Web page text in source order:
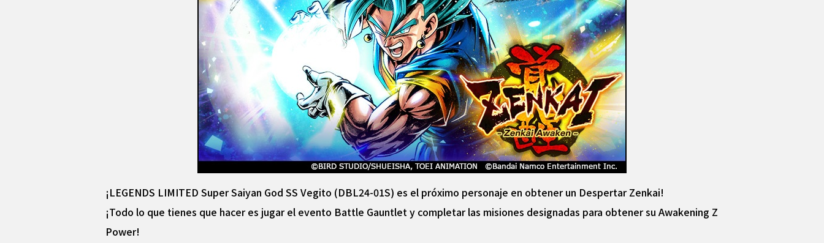
¡LEGENDS LIMITED Super Saiyan God SS Vegito (DBL24-01S) es el próximo personaje en obtener un Despertar Zenkai!
¡Todo lo que tienes que hacer es jugar el evento Battle Gauntlet y completar las misiones designadas para obtener su Awakening Z
Power!